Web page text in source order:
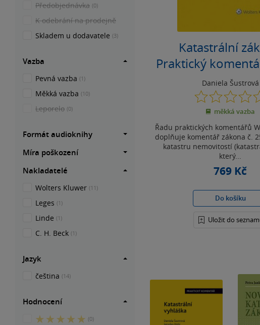
Katastrální
Praktický
č. 256/2013
Daniela Šustrová
0.0
z
5
měkká vazba
Řadu praktických komentářů
doplňuje komentář zákona č.
katastru nemovitostí
který...
769 Kč
Do košíku
Uložit do
Předobjednávka (0)
K odebrání na prodejně
Skladem u dodavatele (3)
Vazba
Pevná vazba (1)
Měkká vazba (10)
Leporelo (0)
Formát audioknihy
Míra poškození
Nakladatelé
Wolters Kluwer (11)
Leges (1)
Linde (1)
C. H. Beck (1)
Jazyk
čeština (14)
Hodnocení
5
(0)